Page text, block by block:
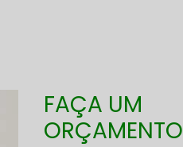
FAÇA UM
ORÇAMENTO